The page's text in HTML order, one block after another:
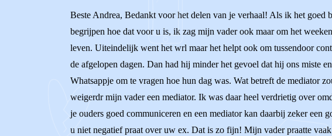
Beste Andrea, Bedankt voor het delen van je verhaal! Als ik het
begrijpen hoe dat voor u is, ik zag mijn vader ook maar om het
leven. Uiteindelijk went het wrl maar het helpt ook om tussendoor
de afgelopen dagen. Dan had hij minder het gevoel dat hij ons miste
Whatsappje om te vragen hoe hun dag was. Wat betreft de mediator
weigerdr mijn vader een mediator. Ik was daar heel verdrietig over
je ouders goed communiceren en een mediator kan daarbij zeker
u niet negatief praat over uw ex. Dat is zo fijn! Mijn vader praatte